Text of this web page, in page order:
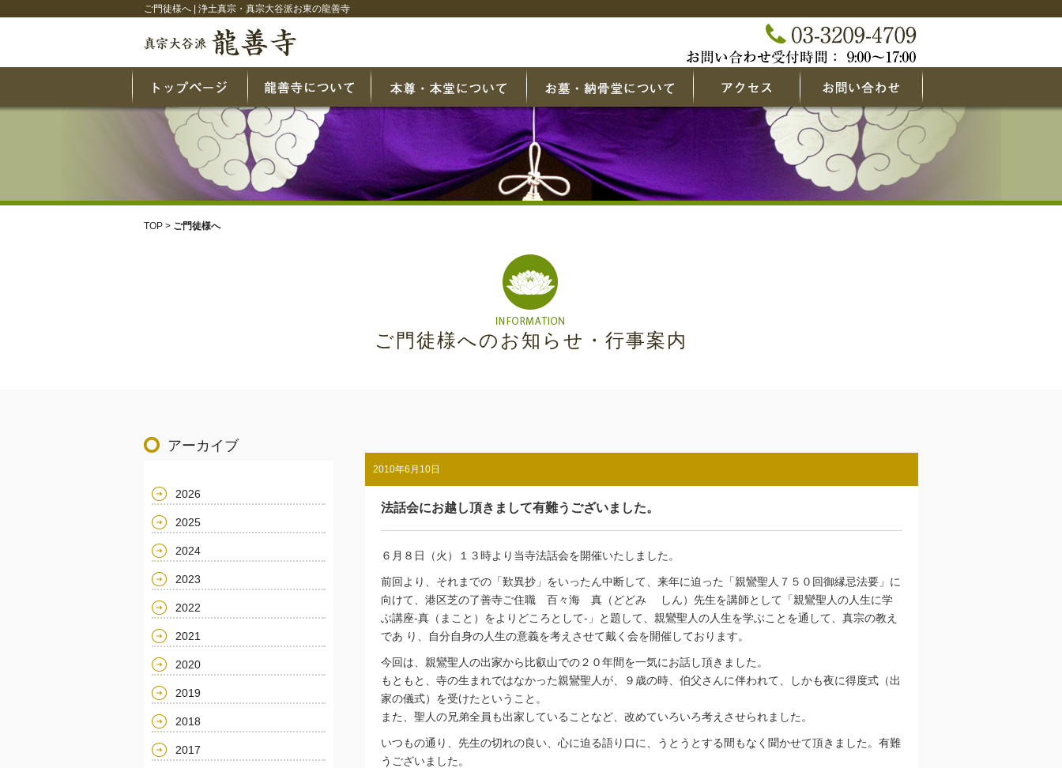
ご門徒様へ | 浄土真宗・真宗大谷派お東の龍善寺
TOP > ご門徒様へ
ご門徒様へのお知らせ・行事案内
アーカイブ
2026
2025
2024
2023
2022
2021
2020
2019
2018
2017
2010年6月10日
法話会にお越し頂きまして有難うございました。
６月８日（火）１３時より当寺法話会を開催いたしました。
前回より、それまでの「歎異抄」をいったん中断して、来年に迫った「親鸞聖人７５０回御縁忌法要」に
向けて、港区芝の了善寺ご住職 百々海 真（どどみ しん）先生を講師として「親鸞聖人の人生に学
ぶ講座-真（まこと）をよりどころとして-」と題して、親鸞聖人の人生を学ぶことを通して、真宗の教え
であ り、自分自身の人生の意義を考えさせて戴く会を開催しております。
今回は、親鸞聖人の出家から比叡山での２０年間を一気にお話し頂きました。
もともと、寺の生まれではなかった親鸞聖人が、９歳の時、伯父さんに伴われて、しかも夜に得度式（出
家の儀式）を受けたということ。
また、聖人の兄弟全員も出家していることなど、改めていろいろ考えさせられました。
いつもの通り、先生の切れの良い、心に迫る語り口に、うとうとする間もなく聞かせて頂きました。有難
うございました。